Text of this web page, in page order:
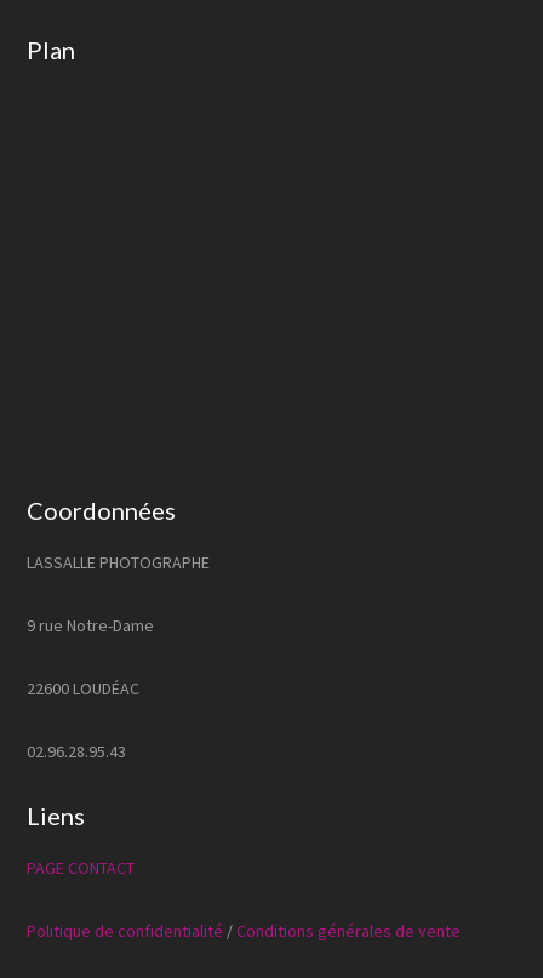
Footer
Plan
Coordonnées
LASSALLE PHOTOGRAPHE
9 rue Notre-Dame
22600 LOUDÉAC
02.96.28.95.43
Liens
PAGE CONTACT
Politique de confidentialité / Conditions générales de vente